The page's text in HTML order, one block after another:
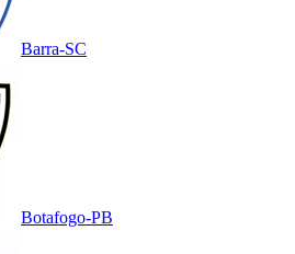
Barra-SC
Botafogo-PB